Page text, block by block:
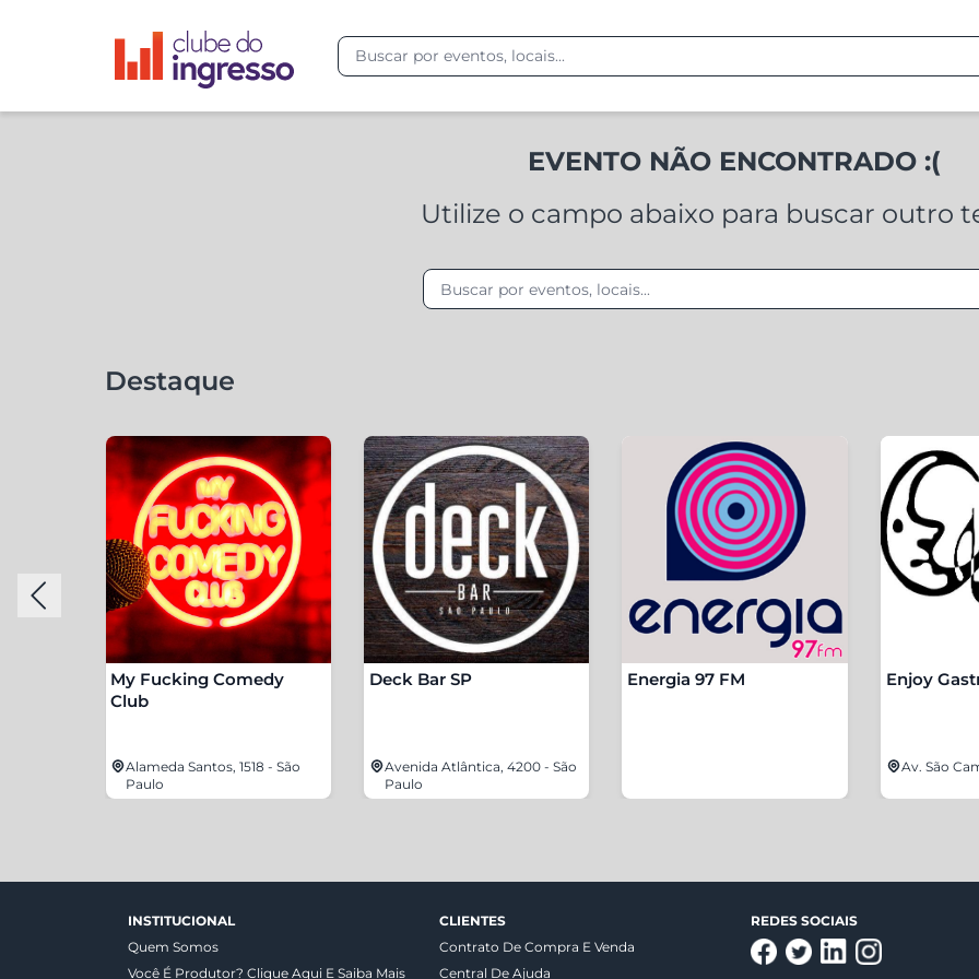
EVENTO NÃO ENCONTRADO :(
Utilize o campo abaixo para buscar outro
Destaque
My Fucking Comedy
Club
Alameda Santos, 1518 - São
Paulo
Deck Bar SP
Avenida Atlântica, 4200 - São
Paulo
Energia 97 FM Enjoy
Av. São
INSTITUCIONAL
Quem Somos
Você É Produtor? Clique Aqui E Saiba Mais
CLIENTES
Contrato De Compra E Venda
Central De Ajuda
REDES SOCIAIS